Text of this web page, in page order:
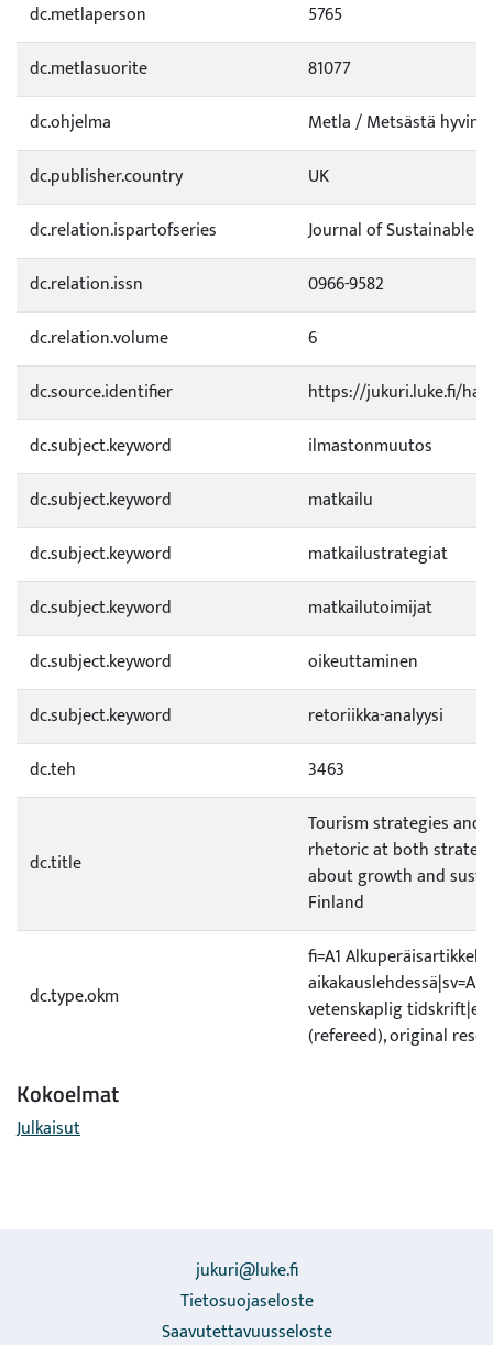
dc.metlaperson
5765
dc.metlasuorite
81077
dc.ohjelma
Metla / Metsästä
dc.publisher.country
UK
dc.relation.ispartofseries
Journal of Sustainable
dc.relation.issn
0966-9582
dc.relation.volume
6
dc.source.identifier
https://jukuri.luke.fi/
dc.subject.keyword
ilmastonmuutos
dc.subject.keyword
matkailu
dc.subject.keyword
matkailustrategiat
dc.subject.keyword
matkailutoimijat
dc.subject.keyword
oikeuttaminen
dc.subject.keyword
retoriikka-analyysi
dc.teh
3463
dc.title
Tourism strategies and
rhetoric at both
about growth and
Finland
dc.type.okm
fi=A1 Alkuperäisartikkeli
vetenskaplig
(refereed), original
Kokoelmat
Julkaisut
jukuri@luke.fi
Tietosuojaseloste
Saavutettavuusseloste